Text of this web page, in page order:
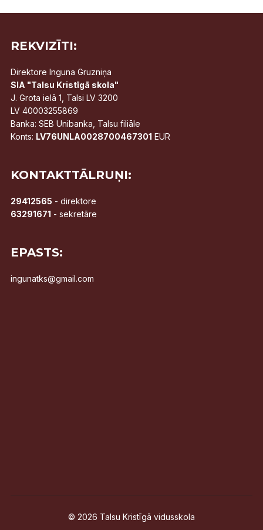
REKVIZĪTI:
Direktore Inguna Gruzniņa
SIA "Talsu Kristīgā skola"
J. Grota ielā 1, Talsi LV 3200
LV 40003255869
Banka: SEB Unibanka, Talsu filiāle
Konts: LV76UNLA0028700467301 EUR
KONTAKTTĀLRUŅI:
29412565 - direktore
63291671 - sekretāre
EPASTS:
ingunatks@gmail.com
© 2026 Talsu Kristīgā vidusskola